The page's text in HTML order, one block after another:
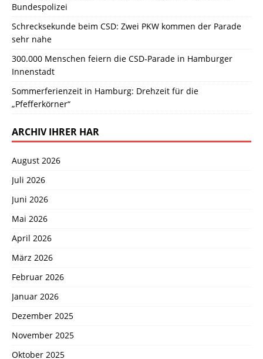
Bundespolizei
Schrecksekunde beim CSD: Zwei PKW kommen der Parade
sehr nahe
300.000 Menschen feiern die CSD-Parade in Hamburger
Innenstadt
Sommerferienzeit in Hamburg: Drehzeit für die
„Pfefferkörner“
ARCHIV IHRER HAR
August 2026
Juli 2026
Juni 2026
Mai 2026
April 2026
März 2026
Februar 2026
Januar 2026
Dezember 2025
November 2025
Oktober 2025